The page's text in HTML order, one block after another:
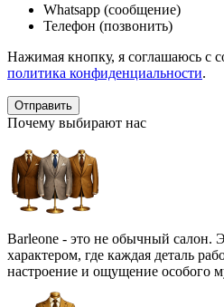
Whatsapp (сообщение)
Телефон (позвонить)
Нажимая кнопку, я соглашаюсь с
политика конфиденциальности.
Почему выбирают нас
Barleone - это не обычный салон.
характером, где каждая деталь
настроение и ощущение особого